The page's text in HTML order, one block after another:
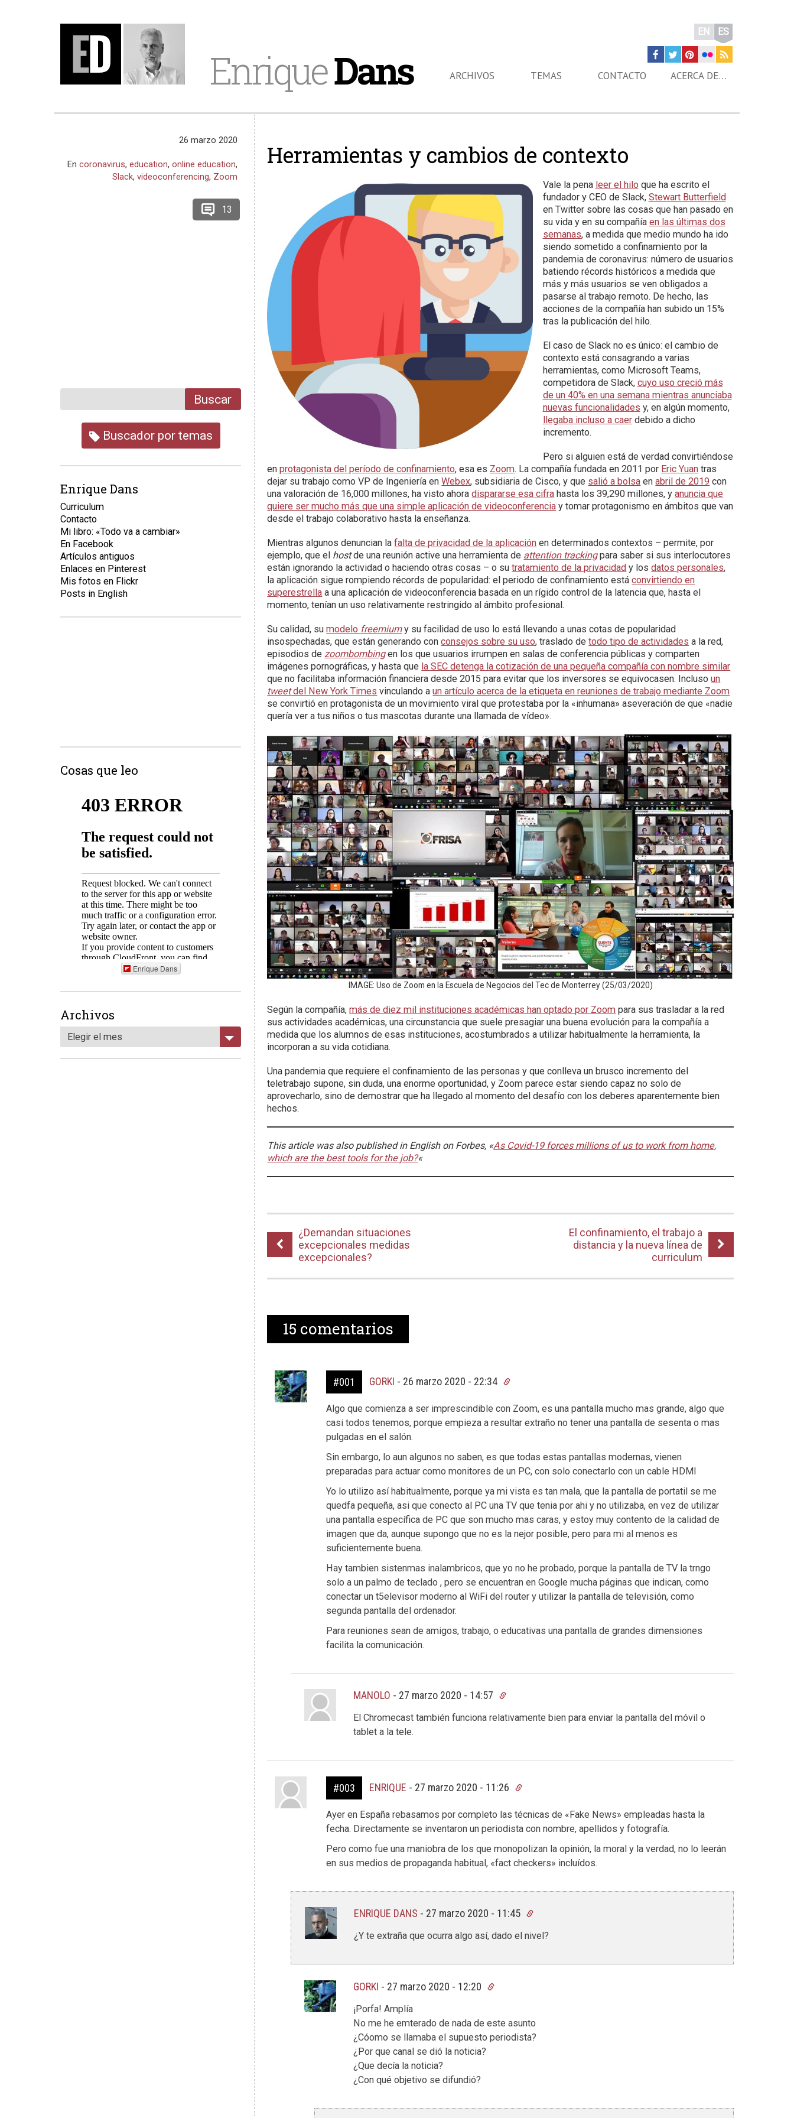
EnriqueDans
EN ES
ARCHIVOS TEMAS CONTACTO ACERCA DE…
Herramientas y cambios de contexto
Vale la pena leer el hiloque ha escrito el
fundador y CEO de Slack, Stewart Butterfield
en Twitter sobre las cosas que han pasado en
su vida y en su compañía en las últimas dos
semanas, a medida que medio mundo ha ido
siendo sometido a confinamiento por la
pandemia de coronavirus: número de usuarios
batiendo récords históricos a medida que
más y más usuarios se ven obligados a
pasarse al trabajo remoto. De hecho, las
acciones de la compañía han subido un 15%
tras la publicación del hilo.
El caso de Slack no es único: el cambio de
contexto está consagrando a varias
herramientas, como Microsoft Teams,
competidora de Slack, cuyo uso creció más
de un 40% en una semana mientras anunciaba
nuevas funcionalidades y, en algún momento,
llegaba incluso a caerdebido a dicho
incremento.
Pero si alguien está de verdad convirtiéndose
enprotagonista del período de confinamiento, esa es Zoom. La compañía fundada en 2011 por Eric Yuan tras
dejar su trabajo como VP de Ingeniería enWebex, subsidiaria de Cisco, y que salió a bolsa enabril de 2019 con
una valoración de 16,000 millones, ha visto ahoradispararse esa cifra hasta los 39,290 millones, yanuncia que
quiere ser mucho más que una simple aplicación de videoconferencia y tomar protagonismo en ámbitos que van
desde el trabajo colaborativo hasta la enseñanza.
Mientras algunos denuncian lafalta de privacidad de la aplicación en determinados contextos – permite, por
ejemplo, que el hostde una reunión active una herramienta de attention trackingpara saber si sus interlocutores
están ignorando la actividad o haciendo otras cosas – o sutratamiento de la privacidad y losdatos personales,
la aplicación sigue rompiendo récords de popularidad: el periodo de confinamiento estáconvirtiendo en
superestrella a una aplicación de videoconferencia basada en un rígido control de la latencia que, hasta el
momento, tenían un uso relativamente restringido al ámbito profesional.
Su calidad, sumodelo freemiumy su facilidad de uso lo está llevando a unas cotas de popularidad
insospechadas, que están generando conconsejos sobre su uso, traslado detodo tipo de actividades a la red,
episodios dezoombombingen los que usuarios irrumpen en salas de conferencia públicas y comparten
imágenes pornográficas, y hasta que la SEC detenga la cotización de una pequeña compañía con nombre similar
que no facilitaba información financiera desde 2015 para evitar que los inversores se equivocasen. Inclusoun
tweetdel New York Times vinculando aun artículo acerca de la etiqueta en reuniones de trabajo mediante Zoom
se convirtió en protagonista de un movimiento viral que protestaba por la «inhumana» aseveración de que «nadie
quería ver a tus niños o tus mascotas durante una llamada de vídeo».
IMAGE: Uso de Zoom en la Escuela de Negocios del Tec de Monterrey (25/03/2020)
Según la compañía,más de diez mil instituciones académicas han optado por Zoom para sus trasladar a la red
sus actividades académicas, una circunstancia que suele presagiar una buena evolución para la compañía a
medida que los alumnos de esas instituciones, acostumbrados a utilizar habitualmente la herramienta, la
incorporan a su vida cotidiana.
Una pandemia que requiere el confinamiento de las personas y que conlleva un brusco incremento del
teletrabajo supone, sin duda, una enorme oportunidad, y Zoom parece estar siendo capaz no solo de
aprovecharlo, sino de demostrar que ha llegado al momento del desafío con los deberes aparentemente bien
hechos.
This article was also published in English on Forbes, «As Covid-19 forces millions of us to work from home,
which are the best tools for the job?«
¿Demandan situaciones
excepcionales medidas
excepcionales?
El confinamiento, el trabajo a
distancia y la nueva línea de
curriculum
15 comentarios
#001 GORKI - 26 marzo 2020 - 22:34
Algo que comienza a ser imprescindible con Zoom, es una pantalla mucho mas grande, algo que
casi todos tenemos, porque empieza a resultar extraño no tener una pantalla de sesenta o mas
pulgadas en el salón.
Sin embargo, lo aun algunos no saben, es que todas estas pantallas modernas, vienen
preparadas para actuar como monitores de un PC, con solo conectarlo con un cable HDMI
Yo lo utilizo así habitualmente, porque ya mi vista es tan mala, que la pantalla de portatil se me
quedfa pequeña, asi que conecto al PC una TV que tenia por ahi y no utilizaba, en vez de utilizar
una pantalla específica de PC que son mucho mas caras, y estoy muy contento de la calidad de
imagen que da, aunque supongo que no es la nejor posible, pero para mi al menos es
suficientemente buena.
Hay tambien sistenmas inalambricos, que yo no he probado, porque la pantalla de TV la trngo
solo a un palmo de teclado , pero se encuentran en Google mucha páginas que indican, como
conectar un t5elevisor moderno al WiFi del router y utilizar la pantalla de televisión, como
segunda pantalla del ordenador.
Para reuniones sean de amigos, trabajo, o educativas una pantalla de grandes dimensiones
facilita la comunicación.
MANOLO - 27 marzo 2020 - 14:57
El Chromecast también funciona relativamente bien para enviar la pantalla del móvil o
tablet a la tele.
#003 ENRIQUE - 27 marzo 2020 - 11:26
Ayer en España rebasamos por completo las técnicas de «Fake News» empleadas hasta la
fecha. Directamente se inventaron un periodista con nombre, apellidos y fotografía.
Pero como fue una maniobra de los que monopolizan la opinión, la moral y la verdad, no lo leerán
en sus medios de propaganda habitual, «fact checkers» incluídos.
ENRIQUE DANS - 27 marzo 2020 - 11:45
¿Y te extraña que ocurra algo así, dado el nivel?
GORKI - 27 marzo 2020 - 12:20
¡Porfa! Amplía
No me he emterado de nada de este asunto
¿Cóomo se llamaba el supuesto periodista?
¿Por que canal se dió la noticia?
¿Que decía la noticia?
¿Con qué objetivo se difundió?
26 marzo 2020
Encoronavirus,education,online education,
Slack,videoconferencing, Zoom
13
Buscar
Buscador por temas
Enrique Dans
Curriculum
Contacto
Mi libro: «Todo va a cambiar»
En Facebook
Artículos antiguos
Enlaces en Pinterest
Mis fotos en Flickr
Posts in English
Cosas que leo
Enrique Dans
Archivos
Elegir el mes